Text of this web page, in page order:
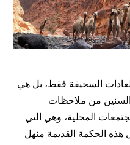
السحيقة فقط، بل هي
من ملاحظات
المحلية، وهي التي
الحكمة القديمة منهل